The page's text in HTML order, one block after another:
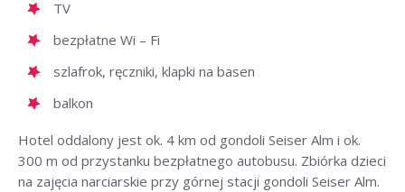
TV
bezpłatne Wi – Fi
szlafrok, ręczniki, klapki na basen
balkon
Hotel oddalony jest ok. 4 km od gondoli Seiser Alm i ok.
300 m od przystanku bezpłatnego autobusu. Zbiórka dzieci
na zajęcia narciarskie przy górnej stacji gondoli Seiser Alm.